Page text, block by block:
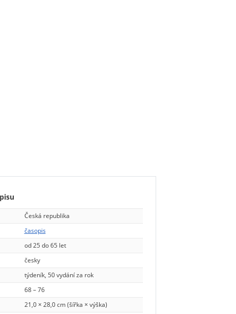
Česká republika
časopis
od 25 do 65 let
česky
týdeník, 50 vydání za rok
68 – 76
21,0 × 28,0 cm (šířka × výška)